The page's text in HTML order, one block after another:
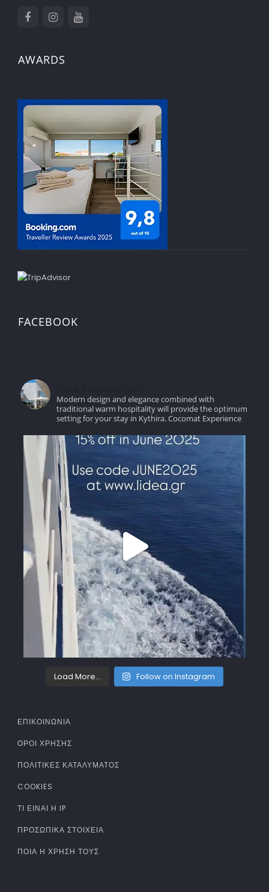
AWARDS
FACEBOOK
Modern design and elegance combined with
traditional warm hospitality will provide the optimum
setting for your stay in Kythira.Cocomat Experience
Load More... Follow on Instagram
ΕΠΙΚΟΙΝΩΝΙΑ
ΌΡΟΙ ΧΡΉΣΗΣ
ΠΟΛΙΤΙΚΈΣ ΚΑΤΑΛΎΜΑΤΟΣ
COOKIES
ΤΊ ΕΊΝΑΙ Η IP
ΠΡΟΣΩΠΙΚΆ ΣΤΟΙΧΕΊΑ
ΠΟΙΑ Η ΧΡΉΣΗ ΤΟΥΣ